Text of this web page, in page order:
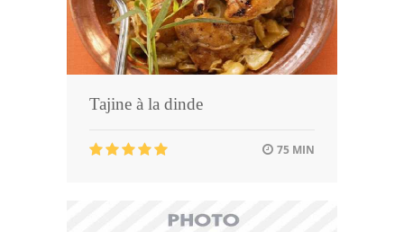
Tajine à la dinde
75 MIN